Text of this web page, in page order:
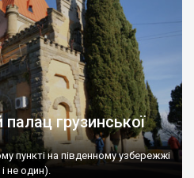
грузинської
пункті на південному узбережжі
не один).